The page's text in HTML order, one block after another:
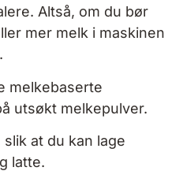
Altså, om du bør
mer melk i maskinen
melkebaserte
utsøkt melkepulver.
at du kan lage
latte.